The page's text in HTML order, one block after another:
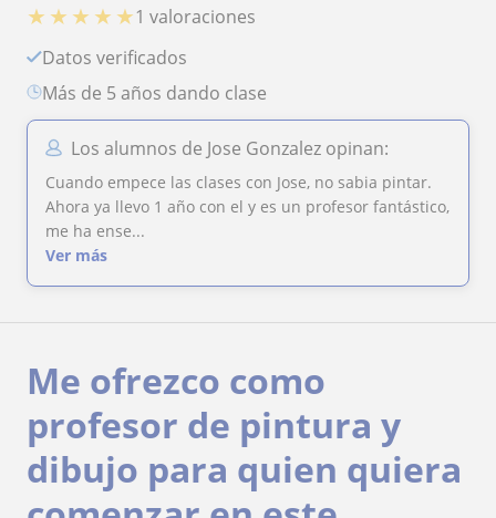
★ ★ ★ ★ ★1 valoraciones
Datos verificados
más de 5 años dando clase
Los alumnos de Jose Gonzalez opinan:
Cuando empece las clases con Jose, no sabia pintar.
Ahora ya llevo 1 año con el y es un profesor fantástico,
me ha ense...
Ver más
Me ofrezco como
profesor de pintura y
dibujo para quien quiera